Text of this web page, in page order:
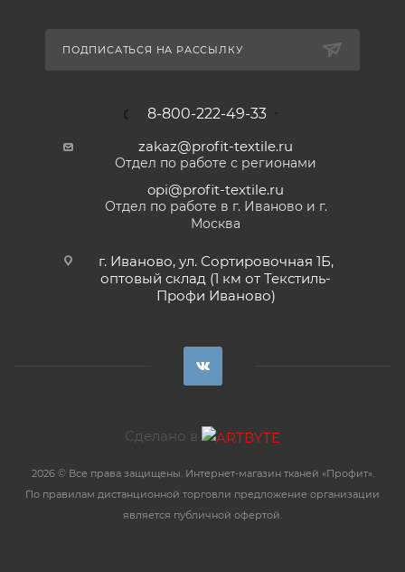
ПОДПИСАТЬСЯ НА РАССЫЛКУ
8-800-222-49-33
zakaz@profit-textile.ru
Отдел по работе с регионами
opi@profit-textile.ru
Отдел по работе в г. Иваново и г.
Москва
г. Иваново, ул. Сортировочная 1Б,
оптовый склад (1 км от Текстиль-
Профи Иваново)
Сделано в
2026 © Все права защищены. Интернет-магазин тканей «Профит».
По правилам дистанционной торговли предложение организации
является публичной офертой.